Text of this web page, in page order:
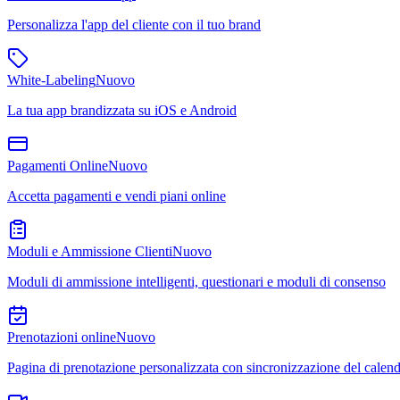
Personalizza l'app del cliente con il tuo brand
White-LabelingNuovo
La tua app brandizzata su iOS e Android
Pagamenti OnlineNuovo
Accetta pagamenti e vendi piani online
Moduli e Ammissione ClientiNuovo
Moduli di ammissione intelligenti, questionari e moduli di consenso
Prenotazioni onlineNuovo
Pagina di prenotazione personalizzata con sincronizzazione del